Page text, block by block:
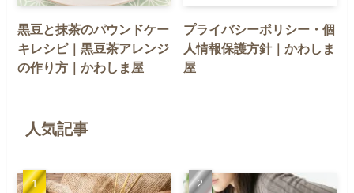
黒豆と抹茶のパウンドケー
キレシピ｜黒豆茶アレンジ
の作り方｜かわしま屋
プライバシーポリシー・個
人情報保護方針｜かわしま
屋
人気記事